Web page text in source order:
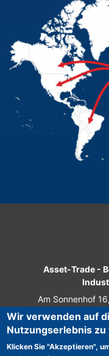
Asset-Trade -
Am Sonnenhof
Tel.:
Fax.:
©
Wir verwenden auf
Nutzungserlebnis
Klicken Sie "Akzeptieren",